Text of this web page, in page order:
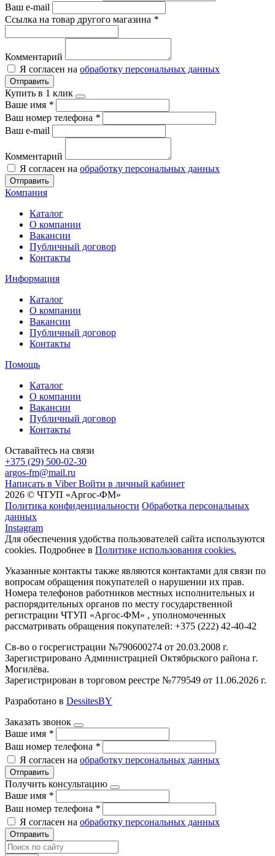
Ваш e-mail
Ссылка на товар другого магазина *
Комментарий
Я согласен на обработку персональных данных
Отправить
Купить в 1 клик
Ваше имя *
Ваш номер телефона *
Ваш e-mail
Комментарий
Я согласен на обработку персональных данных
Отправить
Компания
Каталог
О компании
Вакансии
Публичный договор
Контакты
Информация
Каталог
О компании
Вакансии
Публичный договор
Контакты
Помощь
Каталог
О компании
Вакансии
Публичный договор
Контакты
Оставайтесь на связи
+375 (29) 500-02-30
argos-fm@mail.ru
Написать в Viber Войти в личный кабинет
2026 © ЧТУП «Аргос-ФМ»
Политика конфиденциальности Обработка персональных
данных
Instagram
Для обеспечения удобства пользователей сайта используются
cookies. Подробнее в Политике использования cookies.
Указанные контакты также являются контактами для связи по
вопросам обращения покупателей о нарушении их прав.
Номера телефонов работников местных исполнительных и
распорядительных органов по месту государственной
регистрации ЧТУП «Аргос-ФМ» , уполномоченных
рассматривать обращения покупателей: +375 (222) 42-40-42
Св-во о госрегистрации №790600274 от 20.03.2008 г.
Зарегистрировано Администрацией Октябрьского района г.
Могилёва.
Зарегистрирован в торговом реестре №779549 от 11.06.2026 г.
Разработано в DessitesBY
Заказать звонок
Ваше имя *
Ваш номер телефона *
Я согласен на обработку персональных данных
Отправить
Получить консультацию
Ваше имя *
Ваш номер телефона *
Я согласен на обработку персональных данных
Отправить